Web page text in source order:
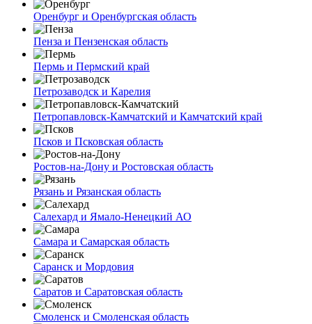
Оренбург и Оренбургская область
Пенза и Пензенская область
Пермь и Пермский край
Петрозаводск и Карелия
Петропавловск-Камчатский и Камчатский край
Псков и Псковская область
Ростов-на-Дону и Ростовская область
Рязань и Рязанская область
Салехард и Ямало-Ненецкий АО
Самара и Самарская область
Саранск и Мордовия
Саратов и Саратовская область
Смоленск и Смоленская область